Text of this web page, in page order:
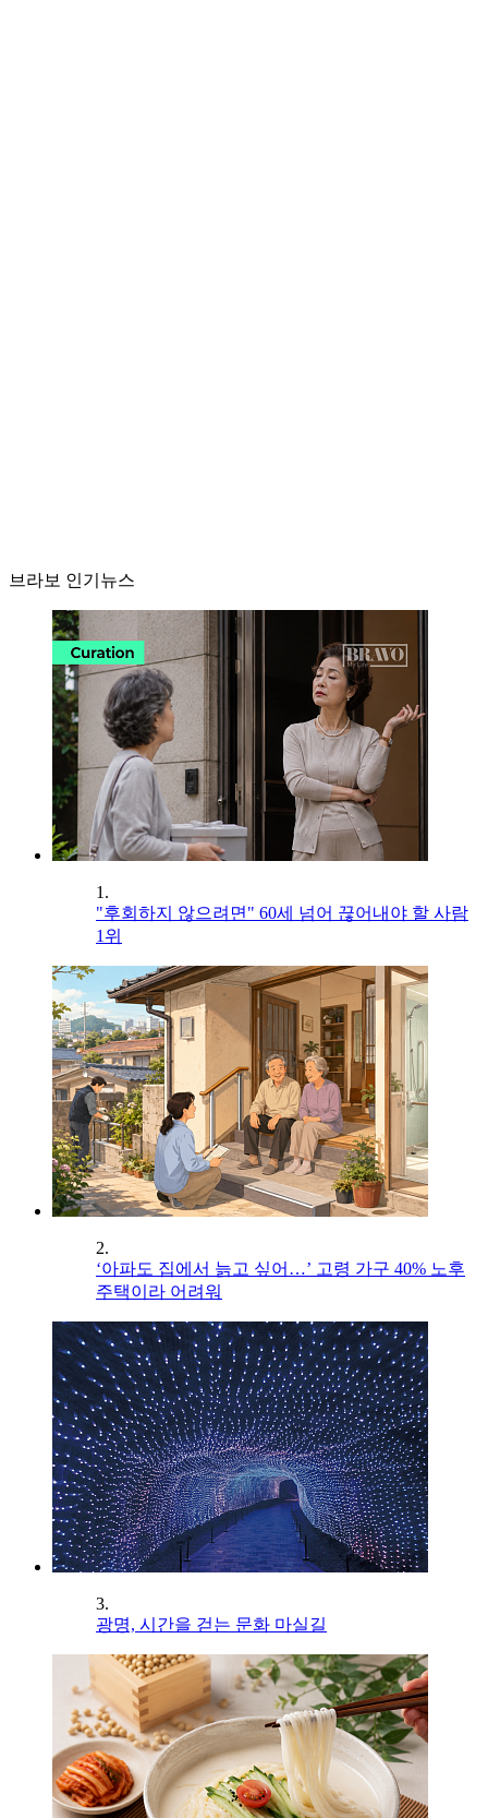
브라보 인기뉴스
1.
"후회하지 않으려면" 60세 넘어 끊어내야 할 사람
1위
2.
‘아파도 집에서 늙고 싶어…’ 고령 가구 40% 노후
주택이라 어려워
3.
광명, 시간을 걷는 문화 마실길